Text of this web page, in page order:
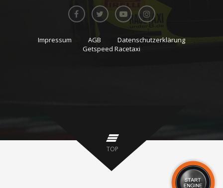
Impressum AGB
Datenschutzerklärung
Getspeed Racetaxi
TOP